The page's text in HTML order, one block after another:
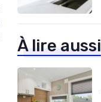
À lire aussi